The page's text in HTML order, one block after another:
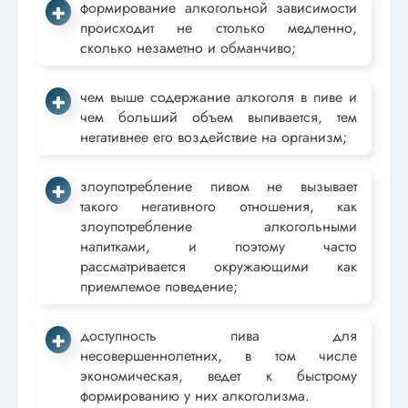
формирование алкогольной зависимости
происходит не столько медленно,
сколько незаметно и обманчиво;
чем выше содержание алкоголя в пиве и
чем больший объем выпивается, тем
негативнее его воздействие на организм;
злоупотребление пивом не вызывает
такого негативного отношения, как
злоупотребление алкогольными
напитками, и поэтому часто
рассматривается окружающими как
приемлемое поведение;
доступность пива для
несовершеннолетних, в том числе
экономическая, ведет к быстрому
формированию у них алкоголизма.